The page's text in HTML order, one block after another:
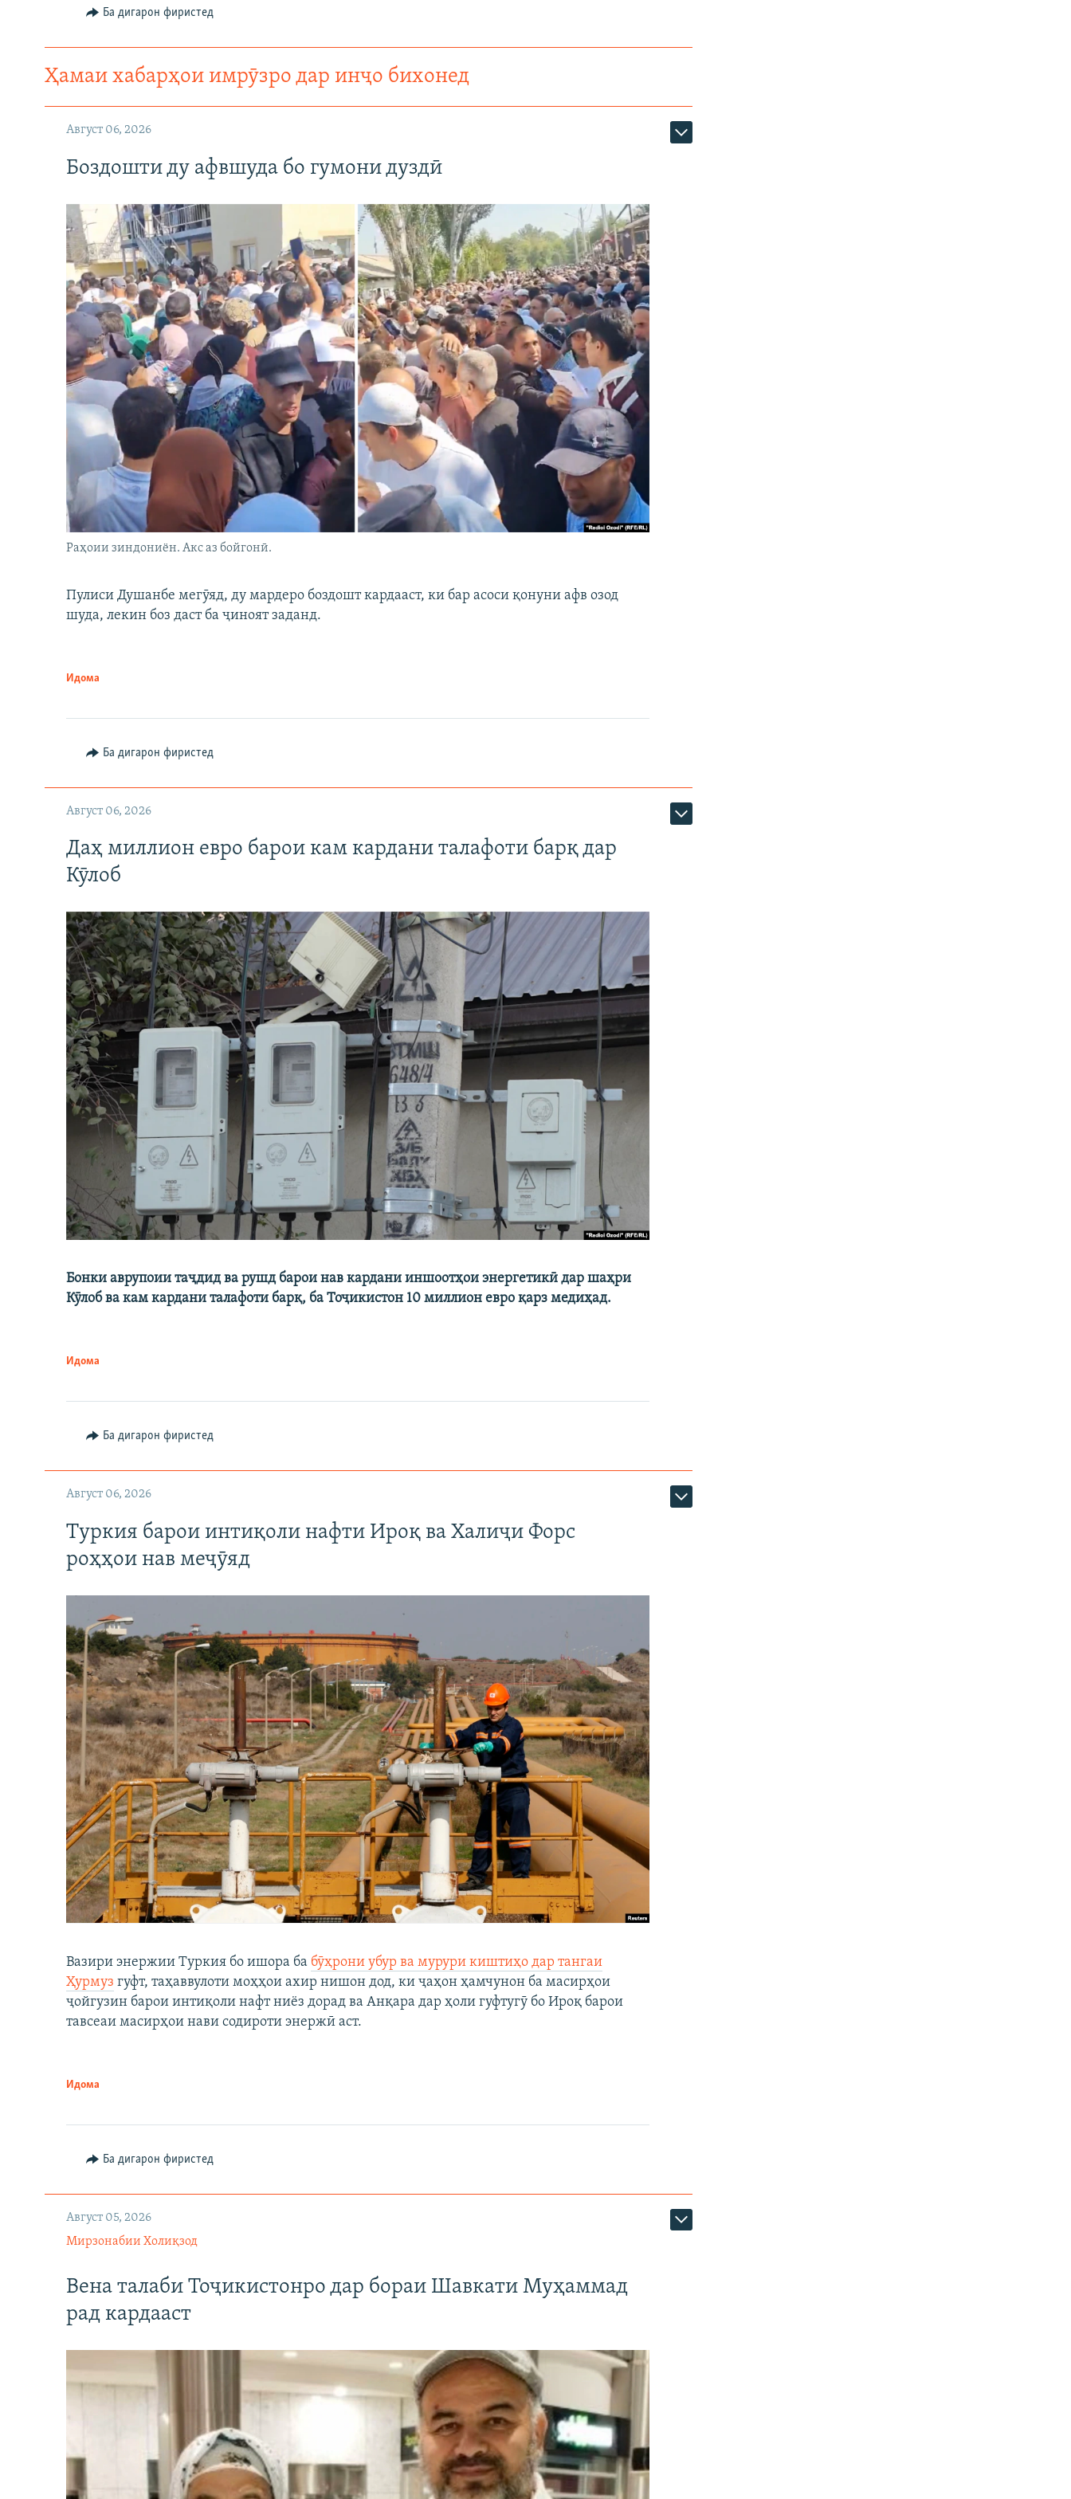
Ба дигарон фиристед
Ҳамаи хабарҳои имрӯзро дар инҷо бихонед
Август 06, 2026
Боздошти ду афвшуда бо гумони дуздӣ
Раҳоии зиндониён. Акс аз бойгонӣ.
Пулиси Душанбе мегӯяд, ду мардеро боздошт кардааст, ки бар асоси қонуни афв озод
шуда, лекин боз даст ба ҷиноят заданд.
Идома
Ба дигарон фиристед
Август 06, 2026
Даҳ миллион евро барои кам кардани талафоти барқ дар
Кӯлоб
Бонки аврупоии таҷдид ва рушд барои нав кардани иншоотҳои энергетикӣ дар шаҳри
Кӯлоб ва кам кардани талафоти барқ, ба Тоҷикистон 10 миллион евро қарз медиҳад.
Идома
Ба дигарон фиристед
Август 06, 2026
Туркия барои интиқоли нафти Ироқ ва Халиҷи Форс
роҳҳои нав меҷӯяд
Вазири энержии Туркия бо ишора ба бӯҳрони убур ва мурури киштиҳо дар тангаи
Ҳурмуз гуфт, таҳаввулоти моҳҳои ахир нишон дод, ки ҷаҳон ҳамчунон ба масирҳои
ҷойгузин барои интиқоли нафт ниёз дорад ва Анқара дар ҳоли гуфтугӯ бо Ироқ барои
тавсеаи масирҳои нави содироти энержӣ аст.
Идома
Ба дигарон фиристед
Август 05, 2026
Мирзонабии Холиқзод
Вена талаби Тоҷикистонро дар бораи Шавкати Муҳаммад
рад кардааст